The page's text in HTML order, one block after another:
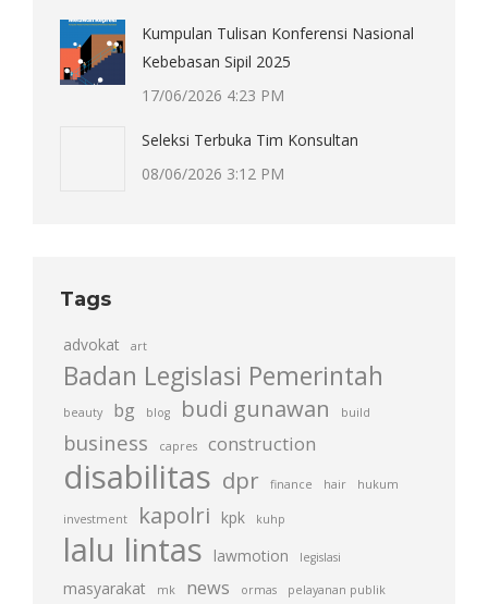
Kumpulan Tulisan Konferensi Nasional
Kebebasan Sipil 2025
17/06/2026 4:23 PM
Seleksi Terbuka Tim Konsultan
08/06/2026 3:12 PM
Tags
advokat art
Badan Legislasi Pemerintah
beauty bg blog budi gunawan build
business capres construction
disabilitas dpr finance hair hukum
investment kapolri kpk kuhp
lalu lintas lawmotion legislasi
masyarakat mk news ormas pelayanan publik